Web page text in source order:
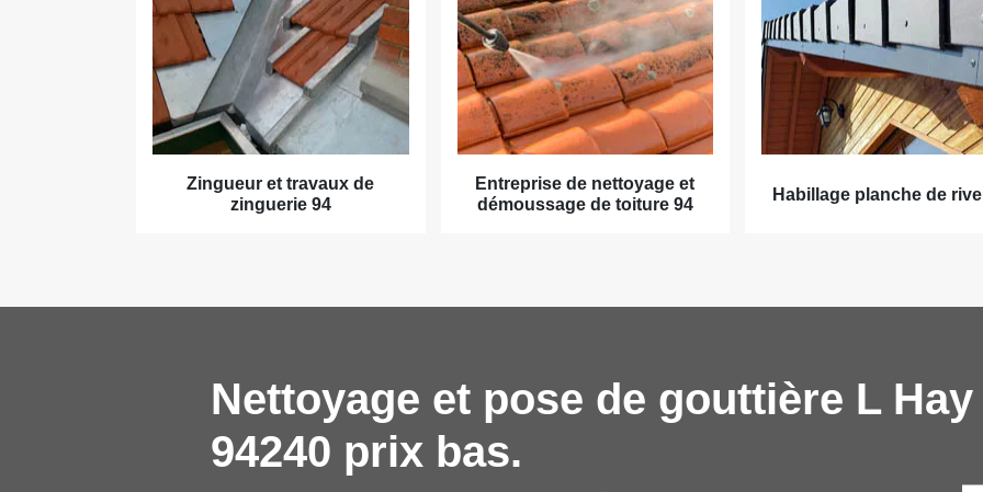
Zingueur et travaux de
zinguerie 94
Entreprise de nettoyage et
démoussage de toiture 94
Habillage planche de
Nettoyage et pose de gouttière L
94240 prix bas.